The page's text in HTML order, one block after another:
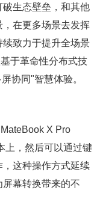
生态壁垒，和其他
在更多场景去发挥
致力于提升全场景
于革命性分布式技
协同"智慧体验。
X Pro
上，然后可以通过键
这种操作方式延续
幕转换带来的不